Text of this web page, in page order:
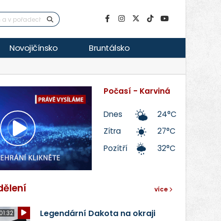
Novojičínsko Bruntálsko
Přehrát
video
Počasí - Karviná
Dnes
24°C
Zítra
27°C
Pozítří
32°C
více
Legendární Dakota na okraji